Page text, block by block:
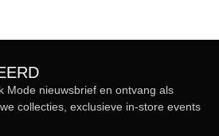
Mode nieuwsbrief en ontvang als
collecties, exclusieve in-store events